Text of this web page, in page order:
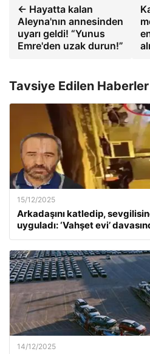
← Hayatta kalan
Aleyna'nın annesinden
uyarı geldi! “Yunus
Emre'den uzak durun!”
Tavsiye Edilen Haberler
15/12/2025
Arkadaşını katledip,
uyguladı: ‘Vahşet evi’
14/12/2025